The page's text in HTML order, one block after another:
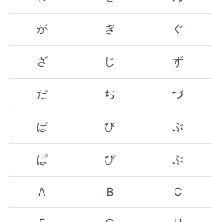
が ぎ ぐ
ざ じ ず
だ ぢ づ
ば び ぶ
ぱ ぴ ぷ
A B C